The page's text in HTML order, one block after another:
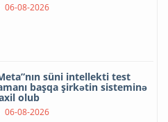
06-08-2026
süni intellekti test
başqa şirkətin sisteminə
olub
06-08-2026